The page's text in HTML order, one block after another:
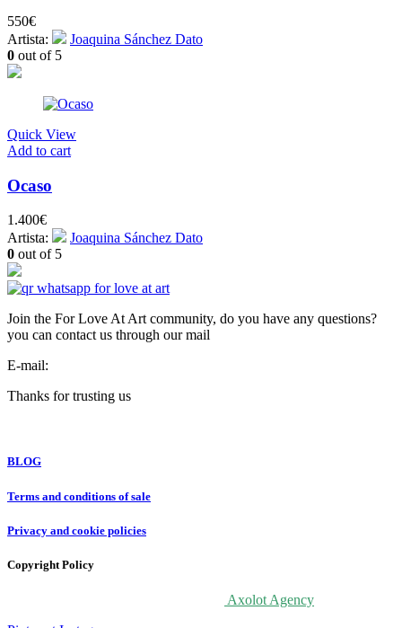
550€
Artista:
Joaquina Sánchez Dato
0 out of 5
Quick View
Add to cart
Ocaso
1.400€
Artista:
Joaquina Sánchez Dato
0 out of 5
Join the For Love At Art community, do you have any questions?
you can contact us through our mail
E-mail:
Thanks for trusting us
BLOG
Terms and conditions of sale
Privacy and cookie policies
Copyright Policy
Axolot Agency